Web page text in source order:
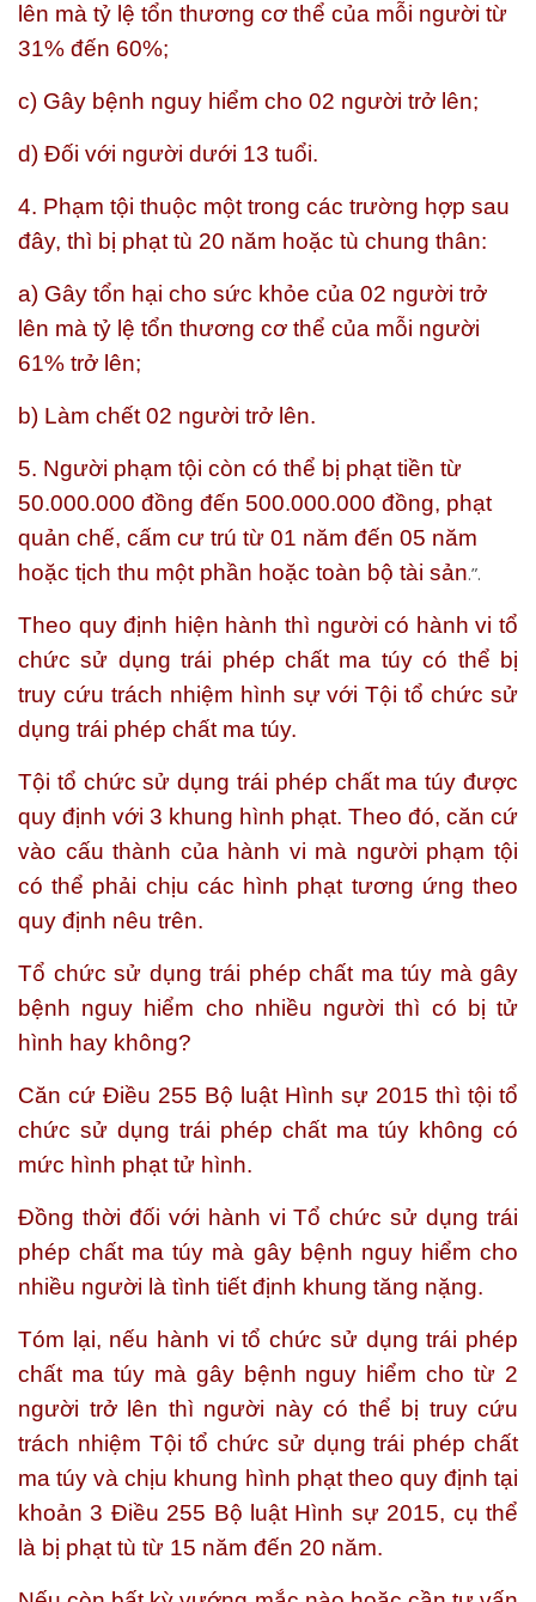
lên mà tỷ lệ tổn thương cơ thể của mỗi người từ
31% đến 60%;
c) Gây bệnh nguy hiểm cho 02 người trở lên;
d) Đối với người dưới 13 tuổi.
4. Phạm tội thuộc một trong các trường hợp sau
đây, thì bị phạt tù 20 năm hoặc tù chung thân:
a) Gây tổn hại cho sức khỏe của 02 người trở
lên mà tỷ lệ tổn thương cơ thể của mỗi người
61% trở lên;
b) Làm chết 02 người trở lên.
5. Người phạm tội còn có thể bị phạt tiền từ
50.000.000 đồng đến 500.000.000 đồng, phạt
quản chế, cấm cư trú từ 01 năm đến 05 năm
hoặc tịch thu một phần hoặc toàn bộ tài sản.”.
Theo quy định hiện hành thì người có hành vi tổ
chức sử dụng trái phép chất ma túy có thể bị
truy cứu trách nhiệm hình sự với Tội tổ chức sử
dụng trái phép chất ma túy.
Tội tổ chức sử dụng trái phép chất ma túy được
quy định với 3 khung hình phạt. Theo đó, căn cứ
vào cấu thành của hành vi mà người phạm tội
có thể phải chịu các hình phạt tương ứng theo
quy định nêu trên.
Tổ chức sử dụng trái phép chất ma túy mà gây
bệnh nguy hiểm cho nhiều người thì có bị tử
hình hay không?
Căn cứ Điều 255 Bộ luật Hình sự 2015 thì tội tổ
chức sử dụng trái phép chất ma túy không có
mức hình phạt tử hình.
Đồng thời đối với hành vi Tổ chức sử dụng trái
phép chất ma túy mà gây bệnh nguy hiểm cho
nhiều người là tình tiết định khung tăng nặng.
Tóm lại, nếu hành vi tổ chức sử dụng trái phép
chất ma túy mà gây bệnh nguy hiểm cho từ 2
người trở lên thì người này có thể bị truy cứu
trách nhiệm Tội tổ chức sử dụng trái phép chất
ma túy và chịu khung hình phạt theo quy định tại
khoản 3 Điều 255 Bộ luật Hình sự 2015, cụ thể
là bị phạt tù từ 15 năm đến 20 năm.